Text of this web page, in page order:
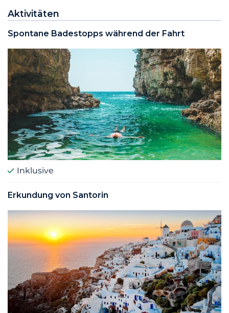
Aktivitäten
Spontane Badestopps während der Fahrt
Inklusive
Erkundung von Santorin